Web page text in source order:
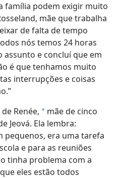
família podem exigir muito
mãe que trabalha
de falta de tempo
nós temos 24 horas
assunto e concluí que em
é que tenhamos muito
interrupções e coisas
Renée, * mãe de cinco
Jeová. Ela lembra:
pequenos, era uma tarefa
e para as reuniões
tinha problema com a
eles estão todos